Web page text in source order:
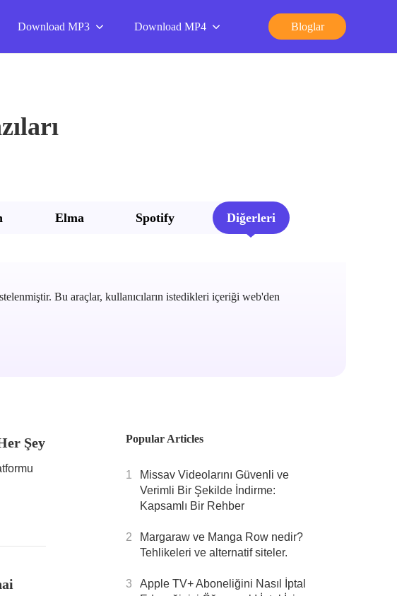
Download MP3 Download MP4 Bloglar
Elma Spotify Diğerleri
Bu araçlar, kullanıcıların istedikleri içeriği web'den
Şey Popular Articles
1
Missav Videolarını Güvenli ve
Verimli Bir Şekilde İndirme:
Kapsamlı Bir Rehber
2
Margaraw ve Manga Row nedir?
Tehlikeleri ve alternatif siteler.
3
Apple TV+ Aboneliğini Nasıl İptal